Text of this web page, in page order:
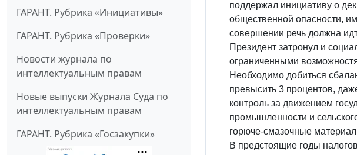
ГАРАНТ. Рубрика «Инициативы»
ГАРАНТ. Рубрика «Проверки»
Новости журнала по
интеллектуальным правам
Новые выпуски Журнала Суда по
интеллектуальным правам
ГАРАНТ. Рубрика «Госзакупки»
поддержал инициативу о
общественной опасности,
совершении речь должна
Президент затронул и
ограниченными
Необходимо добиться
превысить 3 процентов,
контроль за движением
промышленности и
горюче-смазочные
В предстоящие годы